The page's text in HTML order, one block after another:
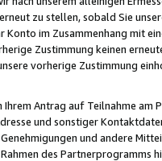
zu stellen, sobald Sie
Konto im Zusammenhang mit
Zustimmung keinen
vorherige Zustimmung
Ihrem Antrag auf Teilnahme
und sonstiger
und andere
des Partnerprogramms